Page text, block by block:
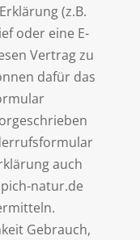
(z.B.
oder eine E-
Vertrag zu
dafür das
auch
natur.de
Gebrauch,